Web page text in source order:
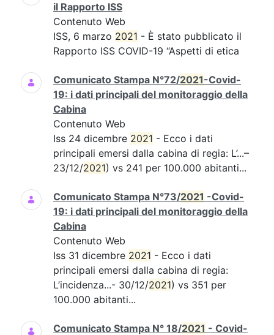
il Rapporto ISS
Contenuto Web
ISS, 6 marzo 2021 - È stato pubblicato il
Rapporto ISS COVID-19 “Aspetti di etica
Comunicato Stampa N°72/2021-Covid-
19: i dati principali del monitoraggio della
Cabina
Contenuto Web
Iss 24 dicembre 2021 - Ecco i dati
principali emersi dalla cabina di regia: L’...–
23/12/2021) vs 241 per 100.000 abitanti...
Comunicato Stampa N°73/2021 -Covid-
19: i dati principali del monitoraggio della
Cabina
Contenuto Web
Iss 31 dicembre 2021 - Ecco i dati
principali emersi dalla cabina di regia:
L’incidenza...- 30/12/2021) vs 351 per
100.000 abitanti...
Comunicato Stampa N° 18/2021 - Covid-